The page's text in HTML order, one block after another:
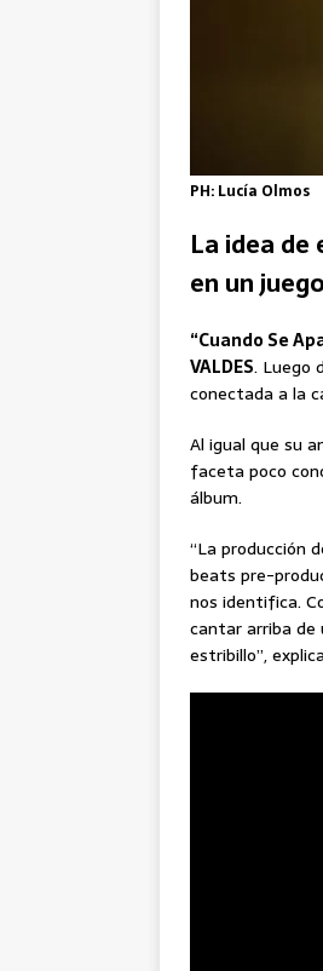
PH: Lucía Olmos
La idea
en un
“Cuando Se
VALDES. Luego
conectada a la
Al igual que su
faceta poco
álbum.
“La producción
beats pre-
nos identifica.
cantar arriba de
estribillo”,